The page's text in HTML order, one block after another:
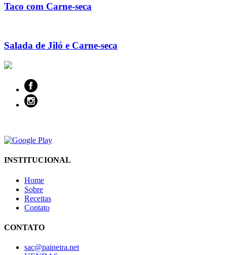
Taco com Carne-seca
Salada de Jiló e Carne-seca
INSTITUCIONAL
Home
Sobre
Receitas
Contato
CONTATO
sac@paineira.net